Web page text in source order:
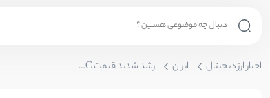
اخبار ارز دیجیتال ایران رشد شدید قیمت XDC | دلیل افزایش قیمت XDC چیست؟